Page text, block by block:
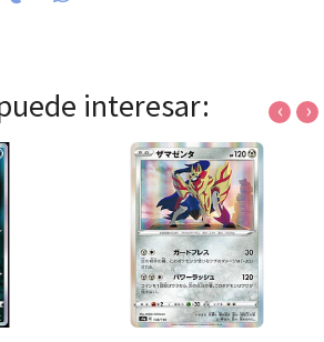
interesar: ‹ ›